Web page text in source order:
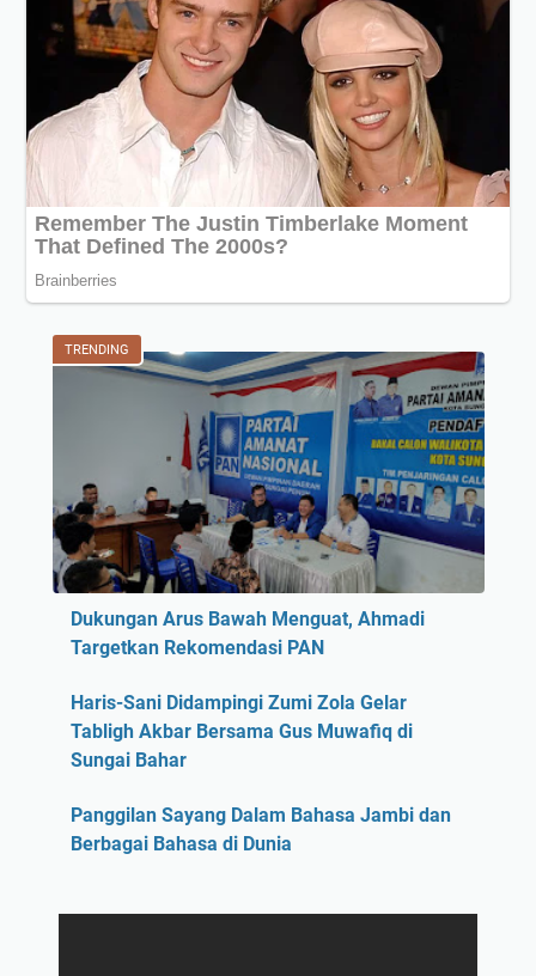
TRENDING
Dukungan Arus Bawah Menguat, Ahmadi
Targetkan Rekomendasi PAN
Haris-Sani Didampingi Zumi Zola Gelar
Tabligh Akbar Bersama Gus Muwafiq di
Sungai Bahar
Panggilan Sayang Dalam Bahasa Jambi dan
Berbagai Bahasa di Dunia